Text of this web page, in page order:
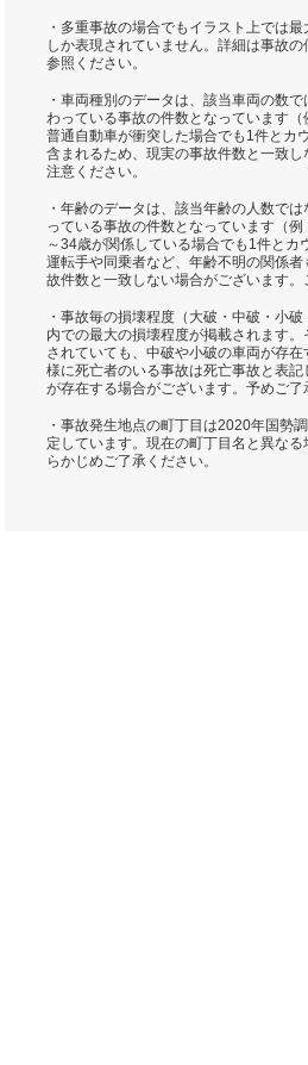
・多重事故の場合でもイラスト上では
しか表現されていません。詳細は事故
参照ください。
・車両種別のデータは、該当車両の数
わっている事故の件数となっています
普通自動車が衝突した場合でも1件とカ
含まれるため、現実の事故件数と一致
注意ください。
・年齢のデータは、該当年齢の人数で
っている事故の件数となっています（
～34歳が関係している場合でも1件とカ
運転手や同乗者など、年齢不明の関係
故件数と一致しない場合がございます。
・事故毎の損壊程度（大破・中破・小
内での最大の損壊程度が掲載されます
されていても、中破や小破の車両が存
様に死亡者のいる事故は死亡事故と表
が存在する場合がございます。予めご了
・事故発生地点の町丁目は2020年国勢
定しています。現在の町丁目名と異な
らかじめご了承ください。